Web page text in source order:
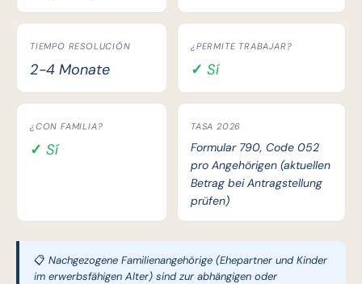
TIEMPO RESOLUCIÓN
2-4 Monate
¿PERMITE TRABAJAR?
✓ Sí
¿CON FAMILIA?
✓ Sí
TASA 2026
Formular 790, Code 052
pro Angehörigen (aktuellen
Betrag bei Antragstellung
prüfen)
📋 Nachgezogene Familienangehörige (Ehepartner und Kinder
im erwerbsfähigen Alter) sind zur abhängigen oder